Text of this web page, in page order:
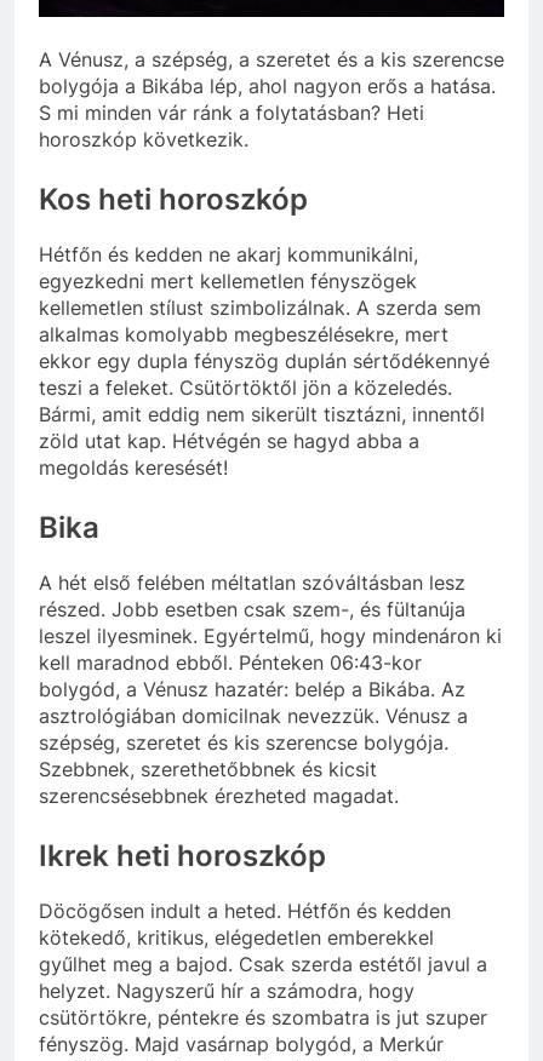
applikáció
botránya
hirdet, a Tisza a Dunán
hajókázik
10 Hónap Ezelőtt
A Vénusz, a szépség, a szeretet és a kis szerencse
bolygója a Bikába lép, ahol nagyon erős a hatása.
S mi minden vár ránk a folytatásban? Heti
horoszkóp következik.
Kos heti horoszkóp
Hétfőn és kedden ne akarj kommunikálni,
egyezkedni mert kellemetlen fényszögek
kellemetlen stílust szimbolizálnak. A szerda sem
alkalmas komolyabb megbeszélésekre, mert
ekkor egy dupla fényszög duplán sértődékennyé
teszi a feleket. Csütörtöktől jön a közeledés.
Bármi, amit eddig nem sikerült tisztázni, innentől
zöld utat kap. Hétvégén se hagyd abba a
megoldás keresését!
Bika
A hét első felében méltatlan szóváltásban lesz
részed. Jobb esetben csak szem-, és fültanúja
leszel ilyesminek. Egyértelmű, hogy mindenáron ki
kell maradnod ebből. Pénteken 06:43-kor
bolygód, a Vénusz hazatér: belép a Bikába. Az
asztrológiában domicilnak nevezzük. Vénusz a
szépség, szeretet és kis szerencse bolygója.
Szebbnek, szerethetőbbnek és kicsit
szerencsésebbnek érezheted magadat.
Ikrek heti horoszkóp
Döcögősen indult a heted. Hétfőn és kedden
kötekedő, kritikus, elégedetlen emberekkel
gyűlhet meg a bajod. Csak szerda estétől javul a
helyzet. Nagyszerű hír a számodra, hogy
csütörtökre, péntekre és szombatra is jut szuper
fényszög. Majd vasárnap bolygód, a Merkúr